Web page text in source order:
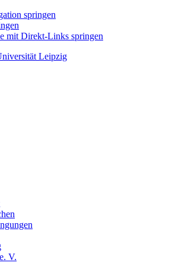
springen
mit Direkt-Links springen
V.